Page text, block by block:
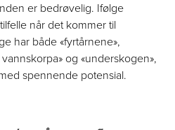
er bedrøvelig. Ifølge
når det kommer til
har både «fyrtårnene»,
og «underskogen»,
spennende potensial.